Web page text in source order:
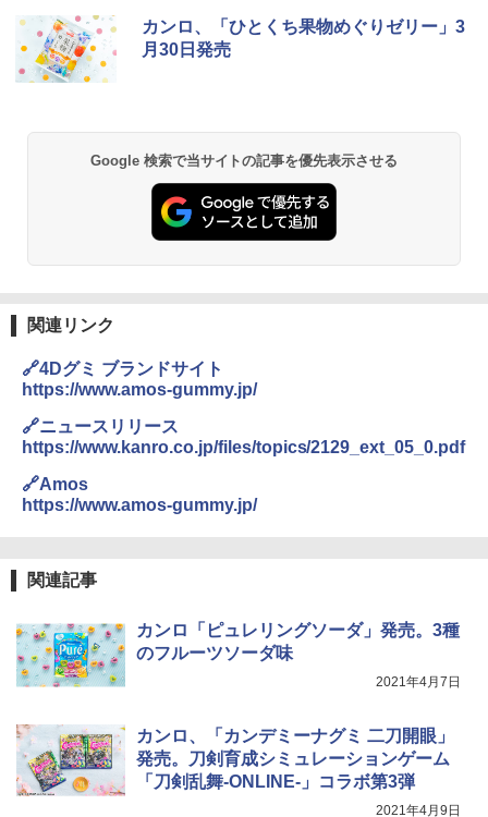
ブラックニッカ ニッカ Nikka ウィスキ
ー4000ml ブラックニッカクリア ウヰス
キー 【日本 アサヒ ウィスキー】 大容量
角瓶 2700ml サントリー ウイスキー ハ
イボール 大容量
イスキー ハイボール 缶
4
トリスウイスキー 4000ml サントリー 大
5
サントリー シングルモルト ウイスキー
白州 Story of the Distillery 2026 化粧箱
￥20,000
チキンラーメン どんぶり 85g×12個 日清
食品 インスタント カップ麺
【公式】ブタメン とんこつ味 35g×15個
| 業務用 夜食 カップラーメン ミニカップ
麺 小腹 インスタント アウトドアにも ロ
ーリングストック 大人買い おやつカン
パニー
3
国分 tabete だし麺 千葉県産はまぐりだ
し 塩らーめん 108g×10袋 保存食 備蓄
4
カップヌードル カップヌードルPRO シ
5
マルちゃん マルちゃんZUBAAAN! 横浜
家系醤油豚骨 3食パック 130g×3食
￥341
[山善] スチームオーブンレンジ 25L 一人
暮らし 二人暮らし フラットテーブル ス
チーム調理 自動メニュー19種搭載 角皿
シャープ 過熱水蒸気 オーブンレンジ 26
L コンベクション 2段調理 ホワイト RE-
SS26B-W
3
高効率 15L 一人暮らし 二人暮らし スチ
ーム調理 フラットテーブル トースト機
お手入れ 小型 新生活 一人暮らし 二人暮
らし ファミリー
5
シャープ ウォーターオーブン ヘルシオ
AX-XJ1-B ブラック 30L 2段調理 コンベ
クション トースト機能
カンロ、「ひとくち果物めぐりゼリー」3
月30日発売
Google 検索で当サイトの記事を優先表示させる
関連リンク
🔗4Dグミ ブランドサイト
https://www.amos-gummy.jp/
🔗ニュースリリース
https://www.kanro.co.jp/files/topics/2129_ext_05_0.pdf
🔗Amos
https://www.amos-gummy.jp/
関連記事
カンロ「ピュレリングソーダ」発売。3種
のフルーツソーダ味
2021年4月7日
カンロ、「カンデミーナグミ 二刀開眼」
発売。刀剣育成シミュレーションゲーム
「刀剣乱舞-ONLINE-」コラボ第3弾
2021年4月9日